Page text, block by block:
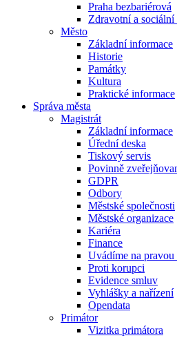
Praha bezbariérová
Zdravotní a sociální
Město
Základní informace
Historie
Památky
Kultura
Praktické informace
Správa města
Magistrát
Základní informace
Úřední deska
Tiskový servis
Povinně
GDPR
Odbory
Městské společnosti
Městské organizace
Kariéra
Finance
Uvádíme na pravou
Proti korupci
Evidence smluv
Vyhlášky a nařízení
Opendata
Primátor
Vizitka primátora